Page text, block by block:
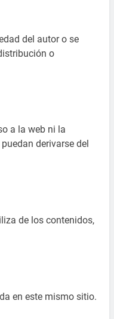
del autor o se
o
a la web ni la
derivarse del
de los contenidos,
en este mismo sitio.